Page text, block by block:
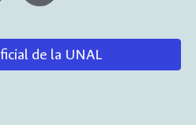
de la UNAL